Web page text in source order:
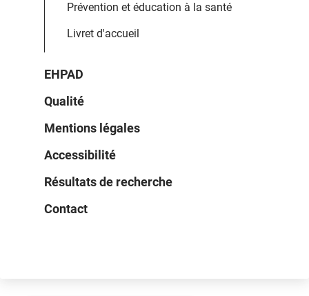
Prévention et éducation à la santé
Livret d'accueil
EHPAD
Qualité
Mentions légales
Accessibilité
Résultats de recherche
Contact